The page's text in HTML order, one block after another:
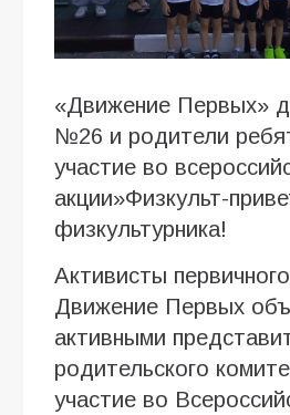
«Движение Первых»
№26 и родители
участие во
акции»Физкульт-
физкультурника!
Активисты
Движение Первых
активными
родительского
участие во